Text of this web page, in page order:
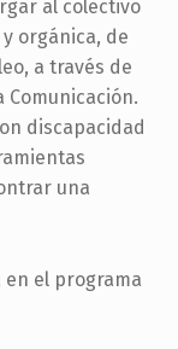
al colectivo
orgánica, de
a través de
Comunicación.
discapacidad
una
el programa